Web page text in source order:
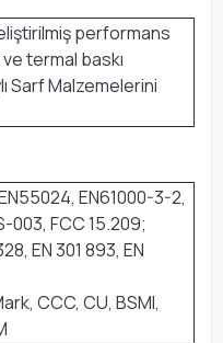
performans
termal baskı
Sarf Malzemelerini
EN61000-3-2,
003, FCC 15.209;
EN 301 893, EN
CCC, CU, BSMI,